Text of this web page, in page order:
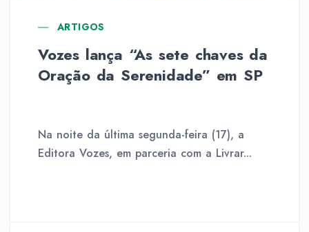
ARTIGOS
Vozes lança “As sete chaves da
Oração da Serenidade” em SP
Na noite da última segunda-feira (17), a
Editora Vozes, em parceria com a Livrar...